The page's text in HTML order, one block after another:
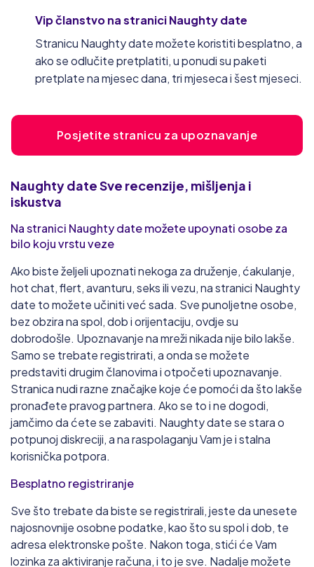
Vip članstvo na stranici Naughty date
Stranicu Naughty date možete koristiti besplatno, a
ako se odlučite pretplatiti, u ponudi su paketi
pretplate na mjesec dana, tri mjeseca i šest mjeseci.
Posjetite stranicu za upoznavanje
Naughty dateSve recenzije, mišljenja i
iskustva
Na stranici Naughty date možete upoynati osobe za
bilo koju vrstu veze
Ako biste željeli upoznati nekoga za druženje, ćakulanje,
hot chat, flert, avanturu, seks ili vezu, na stranici Naughty
date to možete učiniti već sada. Sve punoljetne osobe,
bez obzira na spol, dob i orijentaciju, ovdje su
dobrodošle. Upoznavanje na mreži nikada nije bilo lakše.
Samo se trebate registrirati, a onda se možete
predstaviti drugim članovima i otpočeti upoznavanje.
Stranica nudi razne značajke koje će pomoći da što lakše
pronađete pravog partnera. Ako se to i ne dogodi,
jamčimo da ćete se zabaviti. Naughty date se stara o
potpunoj diskreciji, a na raspolaganju Vam je i stalna
korisnička potpora.
Besplatno registriranje
Sve što trebate da biste se registrirali, jeste da unesete
najosnovnije osobne podatke, kao što su spol i dob, te
adresa elektronske pošte. Nakon toga, stići će Vam
lozinka za aktiviranje računa, i to je sve. Nadalje možete